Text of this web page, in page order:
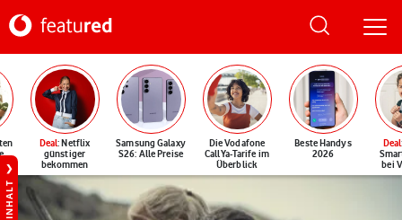
Deal: Netflix
günstiger
bekommen
Samsung Galaxy
S26: Alle Preise
Die Vodafone
CallYa-Tarife im
Überblick
Beste Handys
2026
Deal
bei
INHALT